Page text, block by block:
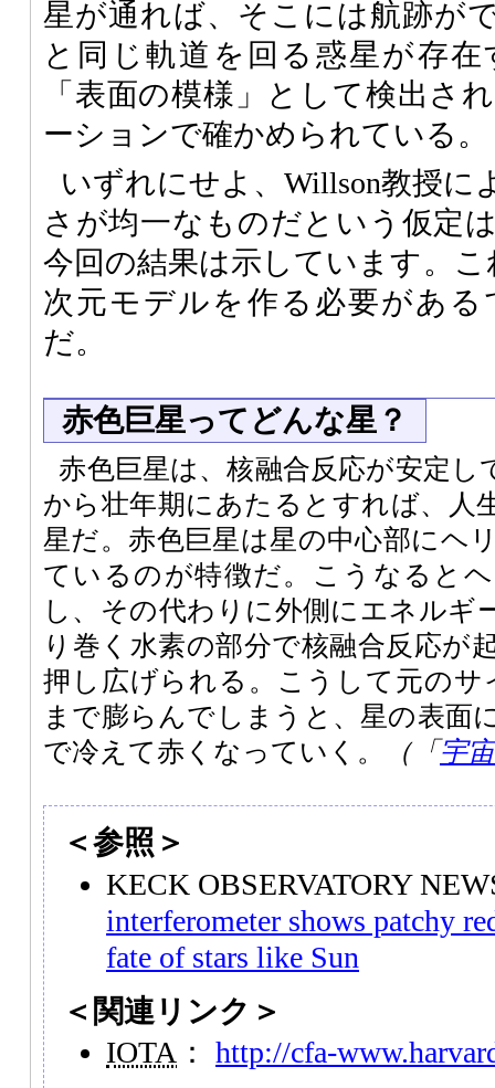
星が通れば、そこには航跡が
と同じ軌道を回る惑星が存
「表面の模様」として検出さ
ーションで確かめられている。
いずれにせよ、Willson教授に
さが均一なものだという仮定
今回の結果は示しています。
次元モデルを作る必要があ
だ。
赤色巨星ってどんな星？
赤色巨星は、核融合反応が安定し
から壮年期にあたるとすれば、人
星だ。赤色巨星は星の中心部にヘ
ているのが特徴だ。こうなると
し、その代わりに外側にエネルギ
り巻く水素の部分で核融合反応が
押し広げられる。こうして元のサ
まで膨らんでしまうと、星の表面
で冷えて赤くなっていく。
（「 宇
＜参照＞
KECK OBSERVATORY
interferometer shows patchy
fate of stars like Sun
＜関連リンク＞
IOTA ： http://cfa-